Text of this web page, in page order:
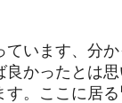
ています、分
良かったとは
す。ここに居